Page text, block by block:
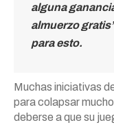
alguna
almuerzo
para esto.
Muchas iniciativas
para colapsar
deberse a que su